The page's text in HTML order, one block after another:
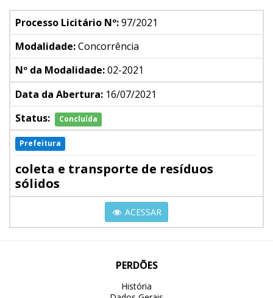
Processo Licitário Nº:97/2021
Modalidade:Concorrência
Nº da Modalidade:02-2021
Data da Abertura: 16/07/2021
Status:
Concluída
Prefeitura
coleta e transporte de resíduos
sólidos
ACESSAR
PERDÕES
História